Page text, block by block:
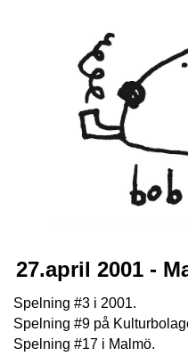
27.april 2001 -
Spelning #3 i 2001.
Spelning #9 på
Spelning #17 i Malmö.